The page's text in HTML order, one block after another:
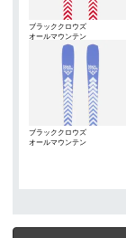
ブラッククロウズ
（BLACKCROWS）
オールマウンテン
ブラッククロウズ
（BLACKCROWS）
オールマウンテン